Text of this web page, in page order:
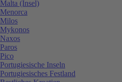
Malta (Insel)
Menorca
Milos
Mykonos
Naxos
Paros
Pico
Portugiesische Inseln
Portugiesisches Festland